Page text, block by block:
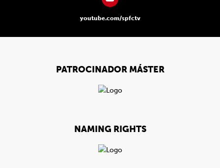
youtube.com/spfctv
PATROCINADOR MÁSTER
NAMING RIGHTS